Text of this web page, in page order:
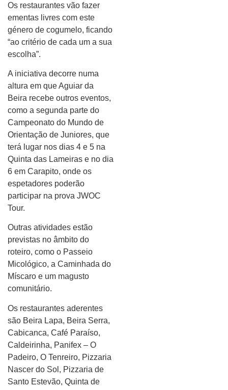
Os restaurantes vão fazer
ementas livres com este
género de cogumelo, ficando
“ao critério de cada um a sua
escolha”.
A iniciativa decorre numa
altura em que Aguiar da
Beira recebe outros eventos,
como a segunda parte do
Campeonato do Mundo de
Orientação de Juniores, que
terá lugar nos dias 4 e 5 na
Quinta das Lameiras e no dia
6 em Carapito, onde os
espetadores poderão
participar na prova JWOC
Tour.
Outras atividades estão
previstas no âmbito do
roteiro, como o Passeio
Micológico, a Caminhada do
Míscaro e um magusto
comunitário.
Os restaurantes aderentes
são Beira Lapa, Beira Serra,
Cabicanca, Café Paraíso,
Caldeirinha, Panifex – O
Padeiro, O Tenreiro, Pizzaria
Nascer do Sol, Pizzaria de
Santo Estevão, Quinta de